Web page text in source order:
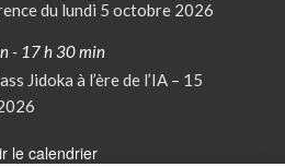
du lundi 5 octobre 2026
- 17 h 30 min
Jidoka à l’ère de l’IA – 15
le calendrier